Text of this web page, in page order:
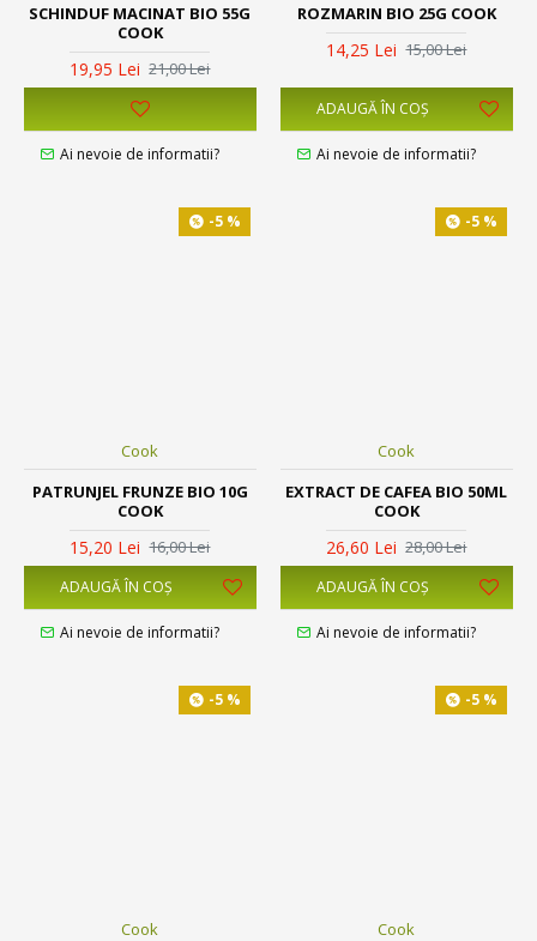
SCHINDUF MACINAT BIO 55G
COOK
19,95 Lei 21,00 Lei
Ai nevoie de informatii?
ROZMARIN BIO 25G COOK
14,25 Lei 15,00 Lei
ADAUGĂ ÎN COŞ
Ai nevoie de informatii?
-5 %
Cook
PATRUNJEL FRUNZE BIO 10G
COOK
15,20 Lei 16,00 Lei
ADAUGĂ ÎN COŞ
Ai nevoie de informatii?
-5 %
Cook
EXTRACT DE CAFEA BIO 50ML
COOK
26,60 Lei 28,00 Lei
ADAUGĂ ÎN COŞ
Ai nevoie de informatii?
-5 %
Cook
-5 %
Cook